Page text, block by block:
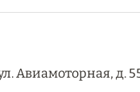
Авиамоторная, д.